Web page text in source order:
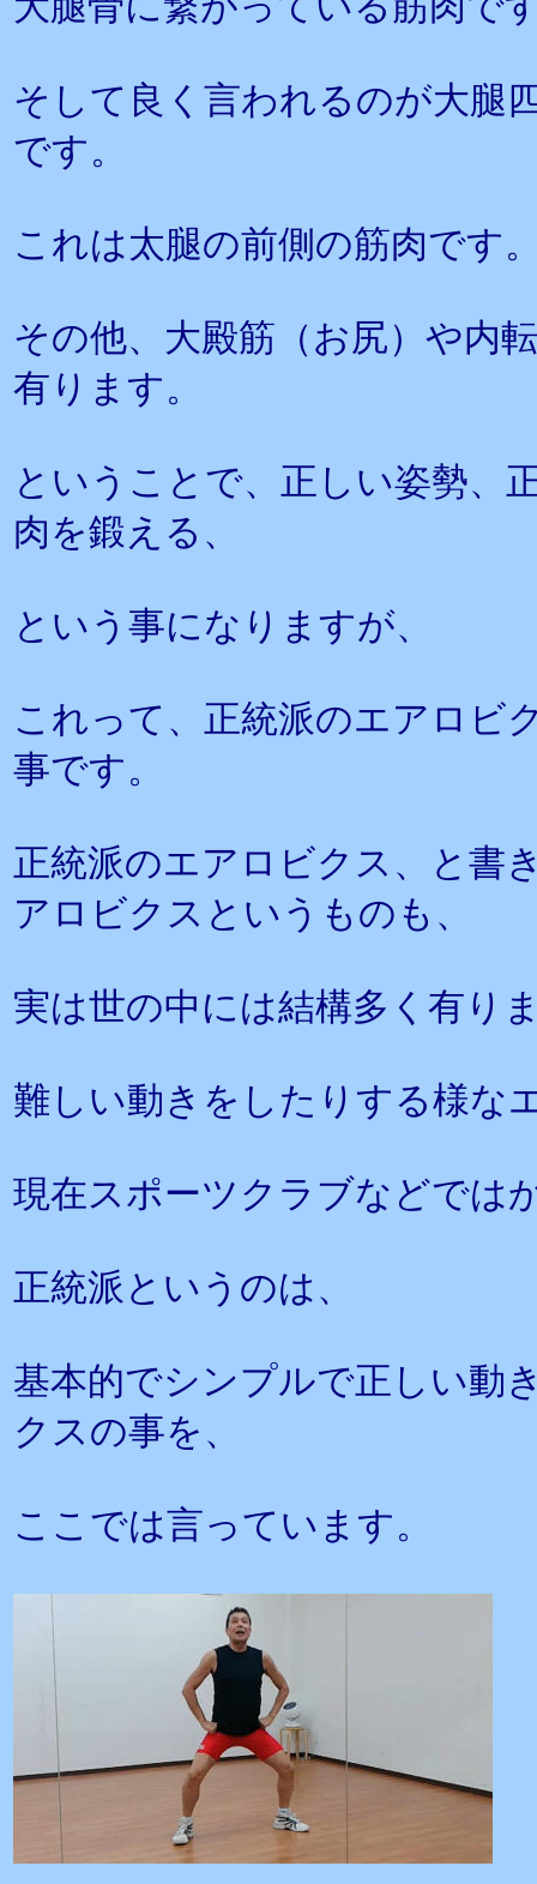
そして良く言われるのが大腿
です。
これは太腿の前側の筋肉です
その他、大殿筋（お尻）や内
有ります。
ということで、正しい姿勢、
肉を鍛える、
という事になりますが、
これって、正統派のエアロビ
事です。
正統派のエアロビクス、と書
アロビクスというものも、
実は世の中には結構多く有り
難しい動きをしたりする様な
現在スポーツクラブなどでは
正統派というのは、
基本的でシンプルで正しい動
クスの事を、
ここでは言っています。